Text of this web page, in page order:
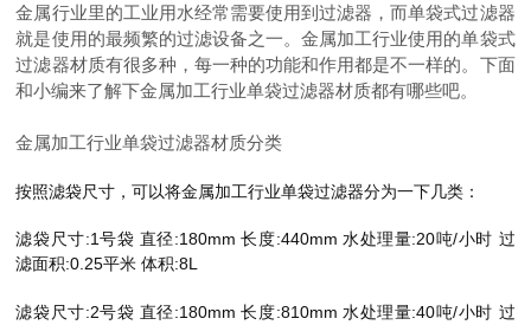
金属行业里的工业用水经常需要使用到过滤器，而单袋式过滤器
就是使用的最频繁的过滤设备之一。金属加工行业使用的单袋式
过滤器材质有很多种，每一种的功能和作用都是不一样的。下面
和小编来了解下金属加工行业单袋过滤器材质都有哪些吧。
金属加工行业单袋过滤器材质分类
按照滤袋尺寸，可以将金属加工行业单袋过滤器分为一下几类：
滤袋尺寸:1号袋 直径:180mm 长度:440mm 水处理量:20吨/小时 过
滤面积:0.25平米 体积:8L
滤袋尺寸:2号袋 直径:180mm 长度:810mm 水处理量:40吨/小时 过